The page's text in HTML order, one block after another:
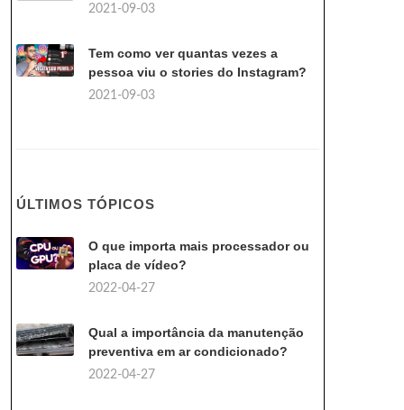
2021-09-03
Tem como ver quantas vezes a
pessoa viu o stories do Instagram?
2021-09-03
ÚLTIMOS TÓPICOS
O que importa mais processador ou
placa de vídeo?
2022-04-27
Qual a importância da manutenção
preventiva em ar condicionado?
2022-04-27